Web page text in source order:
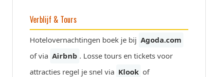
Verblijf & Tours
Hotelovernachtingen boek je bij Agoda.com
of via Airbnb . Losse tours en tickets voor
attracties regel je snel via Klook of